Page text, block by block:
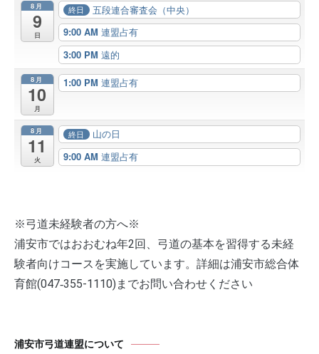
8月
9
日
終日
五段連合審査会（中央）
9:00 AM 連盟占有
3:00 PM 遠的
8月
10
月
1:00 PM 連盟占有
8月
11
火
終日
山の日
9:00 AM 連盟占有
※弓道未経験者の方へ※
浦安市ではおおむね年2回、弓道の基本を習得する未経
験者向けコースを実施しています。詳細は浦安市総合体
育館(047‐355-1110)までお問い合わせください
浦安市弓道連盟について